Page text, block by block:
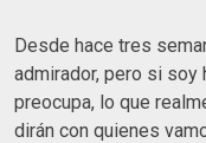
Desde hace tres
admirador, pero si soy
preocupa, lo que
dirán con quienes